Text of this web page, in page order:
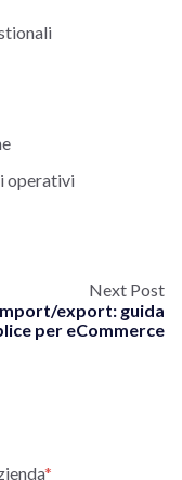
operativi
Next Post
export: guida
per eCommerce
*